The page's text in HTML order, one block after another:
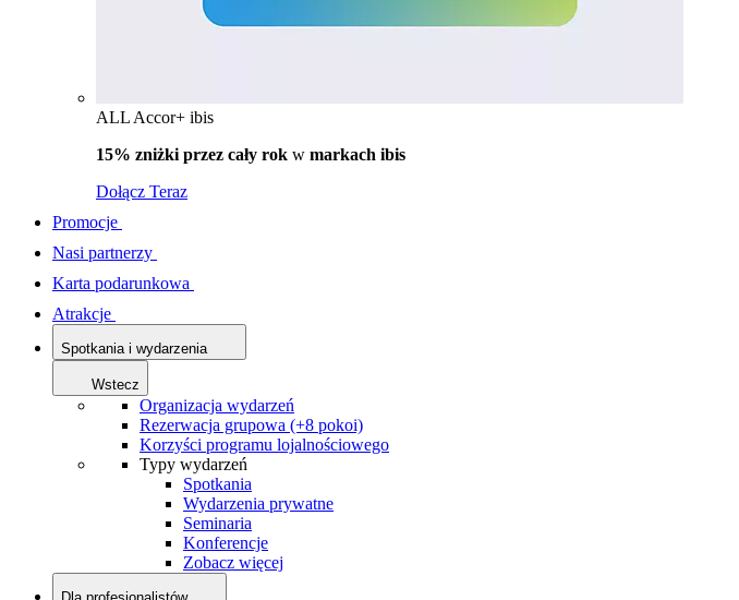
ALL Accor+ ibis
15% zniżki przez cały rok w markach ibis
Dołącz Teraz
Promocje
Nasi partnerzy
Karta podarunkowa
Atrakcje
Spotkania i wydarzenia
Wstecz
Organizacja wydarzeń
Rezerwacja grupowa (+8 pokoi)
Korzyści programu lojalnościowego
Typy wydarzeń
Spotkania
Wydarzenia prywatne
Seminaria
Konferencje
Zobacz więcej